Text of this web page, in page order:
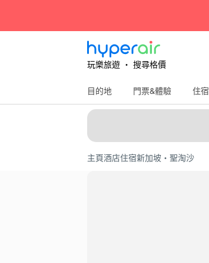
玩樂旅遊 ‧ 搜尋格價
目的地 門票&體驗 住宿
主頁酒店住宿新加坡・聖淘沙